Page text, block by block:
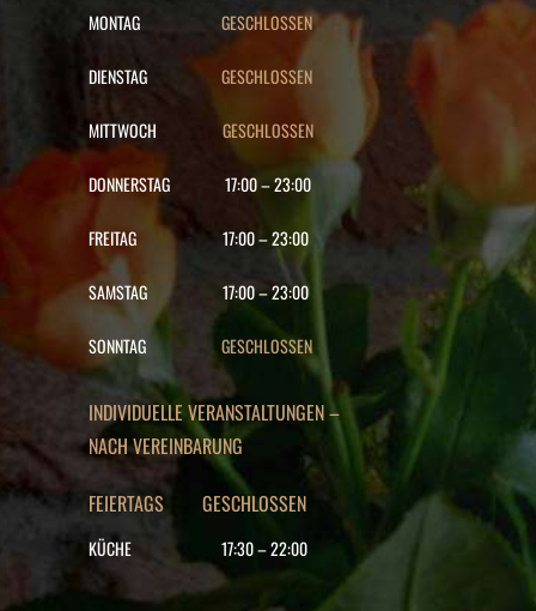
MONTAG GESCHLOSSEN
DIENSTAG GESCHLOSSEN
MITTWOCH GESCHLOSSEN
DONNERSTAG 17:00–23:00
FREITAG 17:00–23:00
SAMSTAG 17:00–23:00
SONNTAG GESCHLOSSEN
INDIVIDUELLE VERANSTALTUNGEN –
NACH VEREINBARUNG
FEIERTAGS GESCHLOSSEN
KÜCHE 17:30–22:00